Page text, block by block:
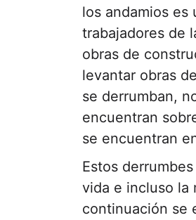
los andamios es
trabajadores de
obras de
levantar obras
se derrumban,
encuentran
se encuentran
Estos
vida e incluso la
continuación se